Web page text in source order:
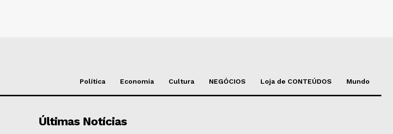
Política Economia Cultura NEGÓCIOS Loja de CONTEÚDOS Mundo
Últimas Notícias